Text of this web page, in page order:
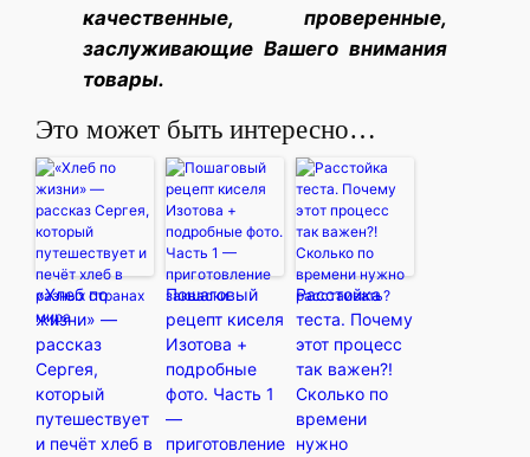
качественные, проверенные,
заслуживающие Вашего внимания
товары.
Это может быть интересно…
«Хлеб по
жизни» —
рассказ
Сергея,
который
путешествует
и печёт хлеб в
Пошаговый
рецепт киселя
Изотова +
подробные
фото. Часть 1
—
приготовление
Расстойка
теста. Почему
этот процесс
так важен?!
Сколько по
времени
нужно